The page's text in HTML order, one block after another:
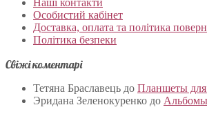
Особистий кабінет
Доставка, оплата та політика
Політика безпеки
Свіжі коментарі
Тетяна Браславець до Планшеты для
Эридана Зеленокуренко до Альбомы